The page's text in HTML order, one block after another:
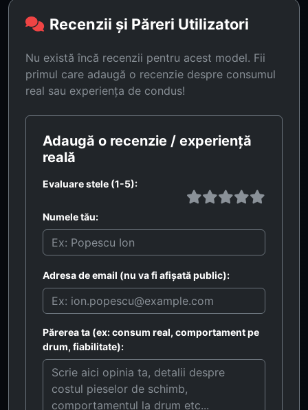
Recenzii și Păreri Utilizatori
Nu există încă recenzii pentru acest model. Fii
primul care adaugă o recenzie despre consumul
real sau experiența de condus!
Adaugă o recenzie / experiență
reală
Evaluare stele (1-5):
Numele tău:
Adresa de email (nu va fi afișată public):
Părerea ta (ex: consum real, comportament pe
drum, fiabilitate):